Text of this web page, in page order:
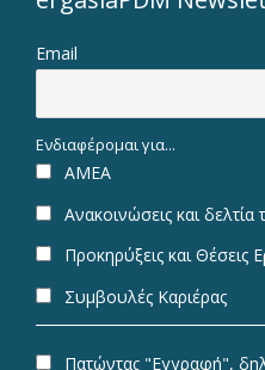
Email
Ενδιαφέρομαι για...
ΑΜΕΑ
Ανακοινώσεις και δελτία
Προκηρύξεις και Θέσεις
Συμβουλές Καριέρας
Πατώντας "Εγγραφή",